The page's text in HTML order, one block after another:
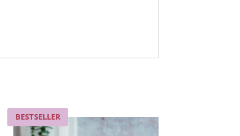
BESTSELLER